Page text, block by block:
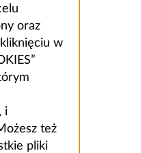
oraz
w
i
też
pliki